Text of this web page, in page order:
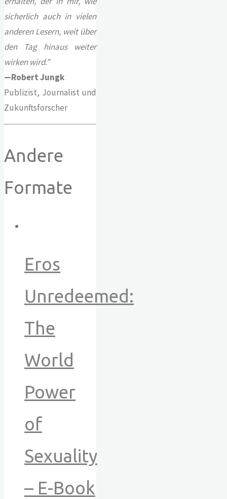
sicherlich auch in vielen
anderen Lesern, weit über
den Tag hinaus weiter
wirken wird.”
—Robert Jungk
Publizist, Journalist und
Zukunftsforscher
Andere
Formate
Eros
Unredeemed:
The
World
Power
of
Sexuality
– E-Book